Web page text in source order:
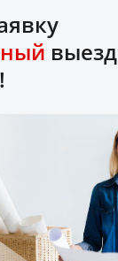
выезд